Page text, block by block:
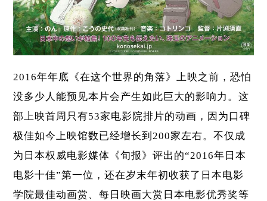
2016年年底《在这个世界的角落》上映之前，恐怕
没多少人能预见本片会产生如此巨大的影响力。这
部上映首周只有53家电影院排片的动画，因为口碑
极佳如今上映馆数已经增长到200家左右。不仅成
为日本权威电影媒体《旬报》评出的“2016年日本
电影十佳”第一位，还在岁末年初收获了日本电影
学院最佳动画赏、每日映画大赏日本电影优秀奖等